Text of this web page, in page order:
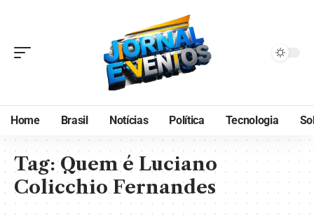
Home Brasil Notícias Política Tecnologia
Tag:Quem é Luciano
Colicchio Fernandes